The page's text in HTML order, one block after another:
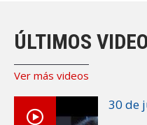
ÚLTIMOS
Ver más videos
30 de